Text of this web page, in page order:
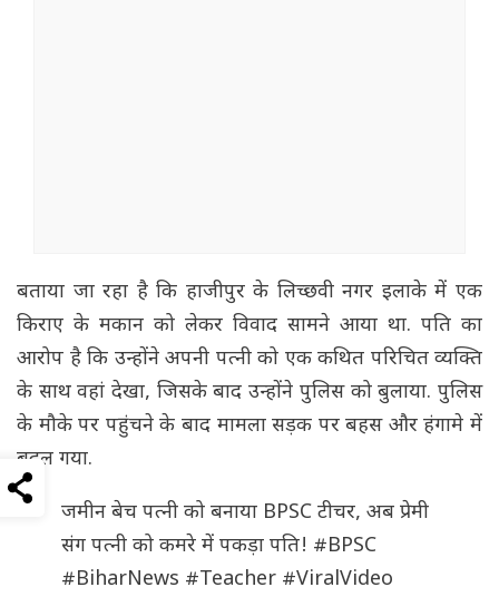
बताया जा रहा है कि हाजीपुर के लिच्छवी नगर इलाके में एक
किराए के मकान को लेकर विवाद सामने आया था. पति का
आरोप है कि उन्होंने अपनी पत्नी को एक कथित परिचित व्यक्ति
के साथ वहां देखा, जिसके बाद उन्होंने पुलिस को बुलाया. पुलिस
के मौके पर पहुंचने के बाद मामला सड़क पर बहस और हंगामे में
बदल गया.
जमीन बेच पत्नी को बनाया BPSC टीचर, अब प्रेमी
संग पत्नी को कमरे में पकड़ा पति! #BPSC
#BiharNews #Teacher #ViralVideo